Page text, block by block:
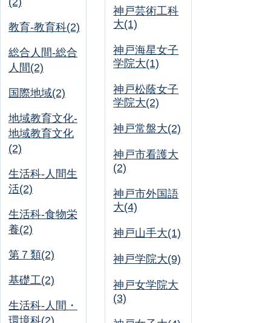
教育-教育科(2)
総合人間-総合
人間(2)
国際地域(2)
地域教育文化-
地域教育文化
(2)
生活科-人間生
活(2)
生活科-食物栄
養(2)
第７類(2)
基礎工(2)
生活科-人間・
環境科(2)
神戸芸術工科
大(1)
神戸海星女子
学院大(1)
神戸松蔭女子
学院大(2)
神戸常盤大(2)
神戸市看護大
(2)
神戸市外国語
大(4)
神戸山手大(1)
神戸学院大(9)
神戸女学院大
(3)